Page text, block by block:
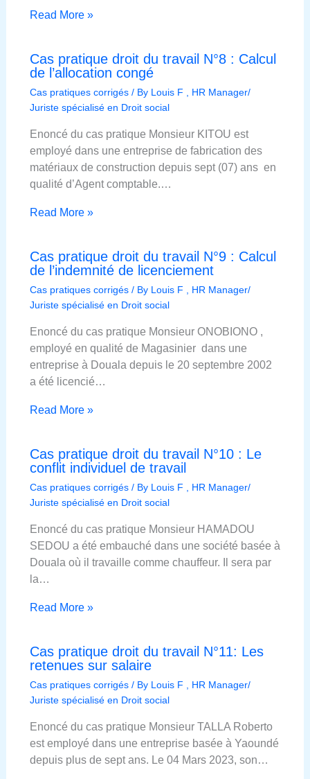
Read More »
Cas pratique droit du travail N°8 : Calcul
de l’allocation congé
Cas pratiques corrigés/ By Louis F , HR Manager/
Juriste spécialisé en Droit social
Enoncé du cas pratique Monsieur KITOU est
employé dans une entreprise de fabrication des
matériaux de construction depuis sept (07) ans en
qualité d’Agent comptable.…
Read More »
Cas pratique droit du travail N°9 : Calcul
de l’indemnité de licenciement
Cas pratiques corrigés/ By Louis F , HR Manager/
Juriste spécialisé en Droit social
Enoncé du cas pratique Monsieur ONOBIONO ,
employé en qualité de Magasinier dans une
entreprise à Douala depuis le 20 septembre 2002
a été licencié…
Read More »
Cas pratique droit du travail N°10 : Le
conflit individuel de travail
Cas pratiques corrigés/ By Louis F , HR Manager/
Juriste spécialisé en Droit social
Enoncé du cas pratique Monsieur HAMADOU
SEDOU a été embauché dans une société basée à
Douala où il travaille comme chauffeur. Il sera par
la…
Read More »
Cas pratique droit du travail N°11: Les
retenues sur salaire
Cas pratiques corrigés/ By Louis F , HR Manager/
Juriste spécialisé en Droit social
Enoncé du cas pratique Monsieur TALLA Roberto
est employé dans une entreprise basée à Yaoundé
depuis plus de sept ans. Le 04 Mars 2023, son…